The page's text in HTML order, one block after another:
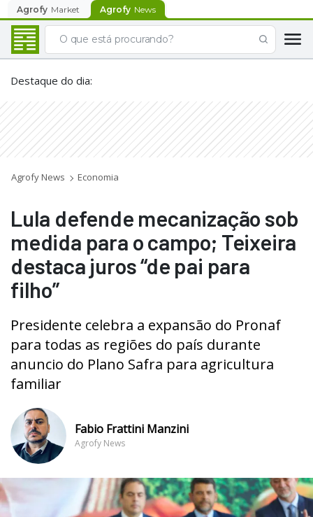
Agrofy Market Agrofy News
Destaque do dia:
Agrofy News Economia
Lula defende mecanização sob
medida para o campo; Teixeira
destaca juros “de pai para
filho”
Presidente celebra a expansão do Pronaf
para todas as regiões do país durante
anuncio do Plano Safra para agricultura
familiar
Fabio Frattini Manzini
Agrofy News